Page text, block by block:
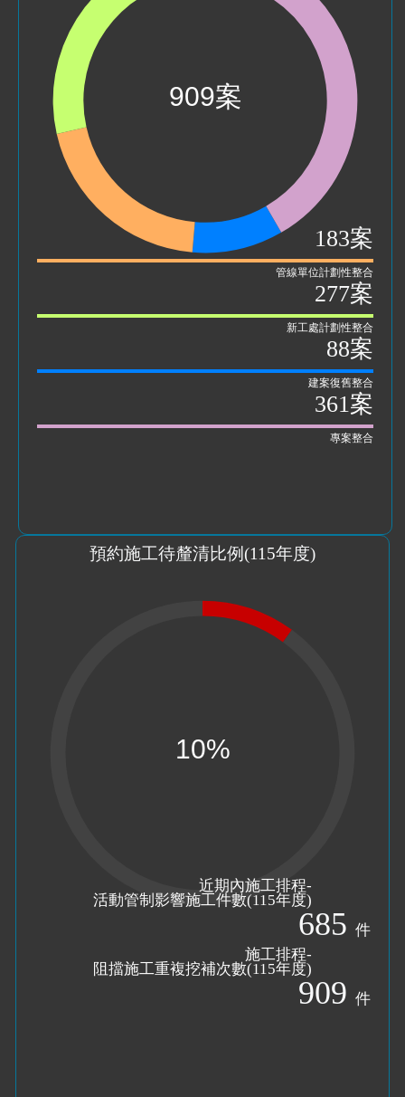
183案
管線單位計劃性整合
277案
新工處計劃性整合
88案
建案復舊整合
361案
專案整合
預約施工待釐清比例(115年度)
近期內施工排程-
活動管制影響施工件數(115年度)
685 件
施工排程-
阻擋施工重複挖補次數(115年度)
909 件